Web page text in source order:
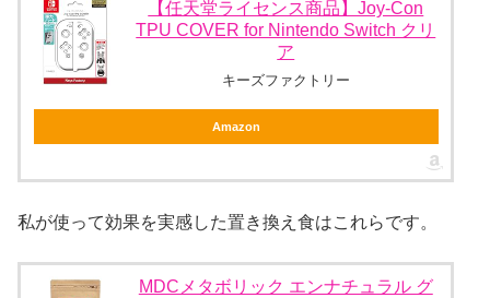
【任天堂ライセンス商品】Joy-Con
TPU COVER for Nintendo Switch クリ
ア
キーズファクトリー
Amazon
私が使って効果を実感した置き換え食はこれらです。
MDCメタボリック エンナチュラル グ